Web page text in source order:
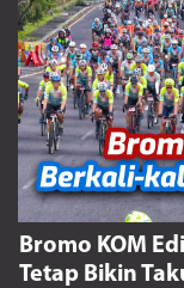
Bromo KOM
Tetap Bikin